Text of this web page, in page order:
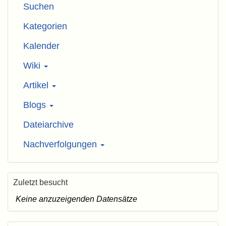
Suchen
Kategorien
Kalender
Wiki
Artikel
Blogs
Dateiarchive
Nachverfolgungen
Zuletzt besucht
Keine anzuzeigenden Datensätze